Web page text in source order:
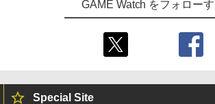
GAME Watch をフォロー
Special Site